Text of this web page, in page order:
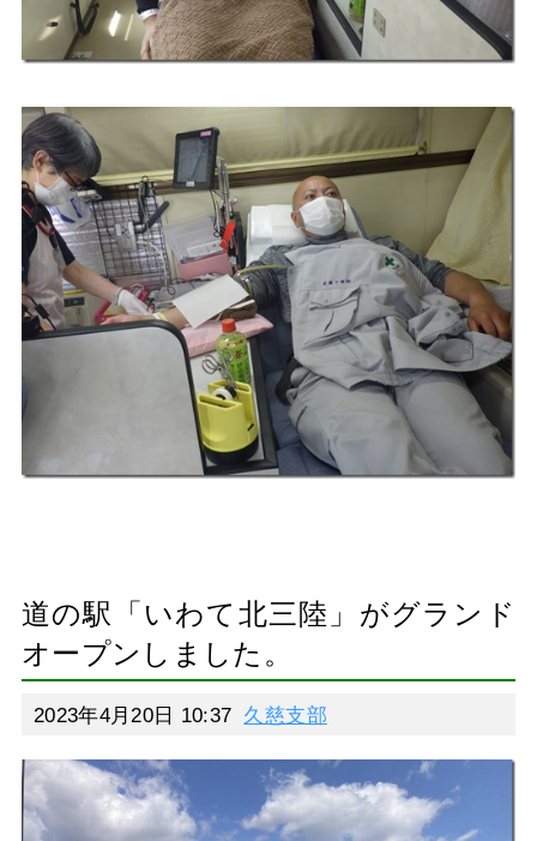
道の駅「いわて北三陸」がグランド
オープンしました。
2023年4月20日 10:37 久慈支部